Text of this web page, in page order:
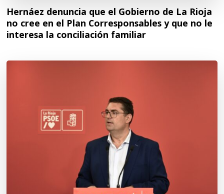
Hernáez denuncia que el Gobierno de La Rioja
no cree en el Plan Corresponsables y que no le
interesa la conciliación familiar